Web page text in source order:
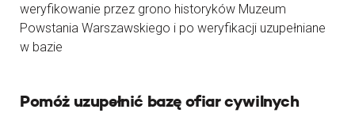
weryfikowanie przez grono historyków Muzeum
Powstania Warszawskiego i po weryfikacji uzupełniane
w bazie
Pomóż uzupełnić bazę ofiar cywilnych